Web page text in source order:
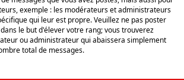
exemple : les modérateurs et administrateurs
qui leur est propre. Veuillez ne pas poster
le but d'élever votre rang; vous trouverez
ou administrateur qui abaissera simplement
total de messages.